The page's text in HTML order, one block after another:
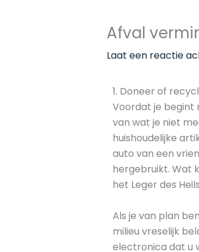
Afval
Laat een reactie
1. Doneer of
Voordat je begint
van wat je niet
huishoudelijke
auto van een
hergebruikt. Wat
het Leger des
Als je van plan
milieu vreselijk
electronica dat u